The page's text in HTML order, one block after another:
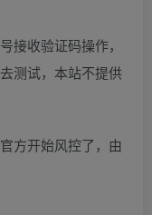
接收验证码操作，
测试，本站不提供
方开始风控了，由